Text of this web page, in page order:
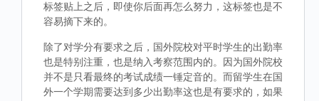
标签贴上之后，即使你后面再怎么努力，这标签也是不
容易摘下来的。
除了对学分有要求之后，国外院校对平时学生的出勤率
也是特别注重，也是纳入考察范围内的。因为国外院校
并不是只看最终的考试成绩一锤定音的。而留学生在国
外一个学期需要达到多少出勤率这也是有要求的，如果